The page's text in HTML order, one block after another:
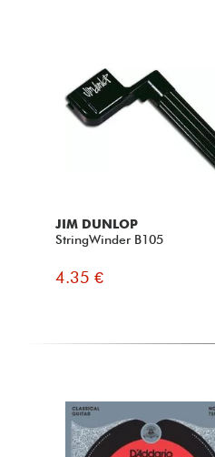
JIM DUNLOP
StringWinder B105
4.35 €